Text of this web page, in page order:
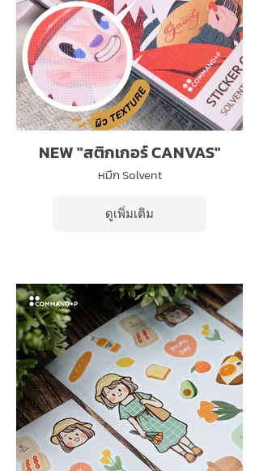
NEW "สติกเกอร์ CANVAS"
หมึก Solvent
ดูเพิ่มเติม